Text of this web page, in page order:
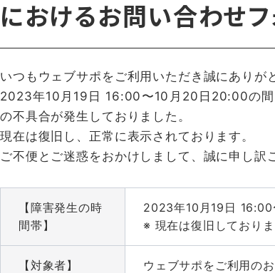
におけるお問い合わせ
いつもウェブサポをご利用いただき誠にありが
2023年10月19日 16:00〜10月20日20:00の間
の不具合が発生しておりました。
現在は復旧し、正常に表示されております。
ご不便とご迷惑をおかけしまして、誠に申し訳
【障害発生の時
間帯】
2023年10月19日
※ 現在は復旧しており
【対象者】 ウェブサポをご利用の